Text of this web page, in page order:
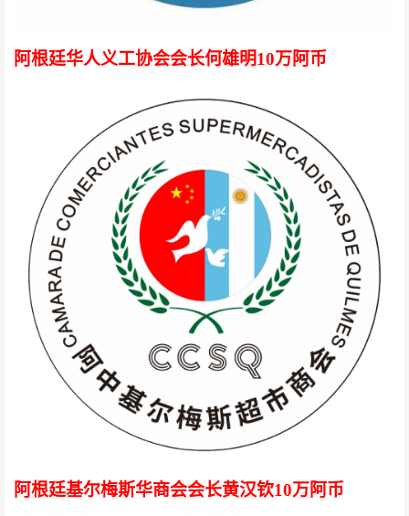
阿根廷华人义工协会会长何雄明10万阿币
阿根廷基尔梅斯华商会会长黄汉钦10万阿币